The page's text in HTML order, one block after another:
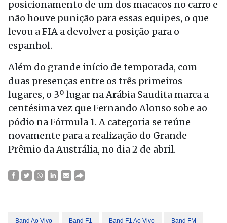
posicionamento de um dos macacos no carro e
não houve punição para essas equipes, o que
levou a FIA a devolver a posição para o
espanhol.
Além do grande início de temporada, com
duas presenças entre os três primeiros
lugares, o 3º lugar na Arábia Saudita marca a
centésima vez que Fernando Alonso sobe ao
pódio na Fórmula 1. A categoria se reúne
novamente para a realização do Grande
Prêmio da Austrália, no dia 2 de abril.
Band Ao Vivo Band F1 Band F1 Ao Vivo Band FM